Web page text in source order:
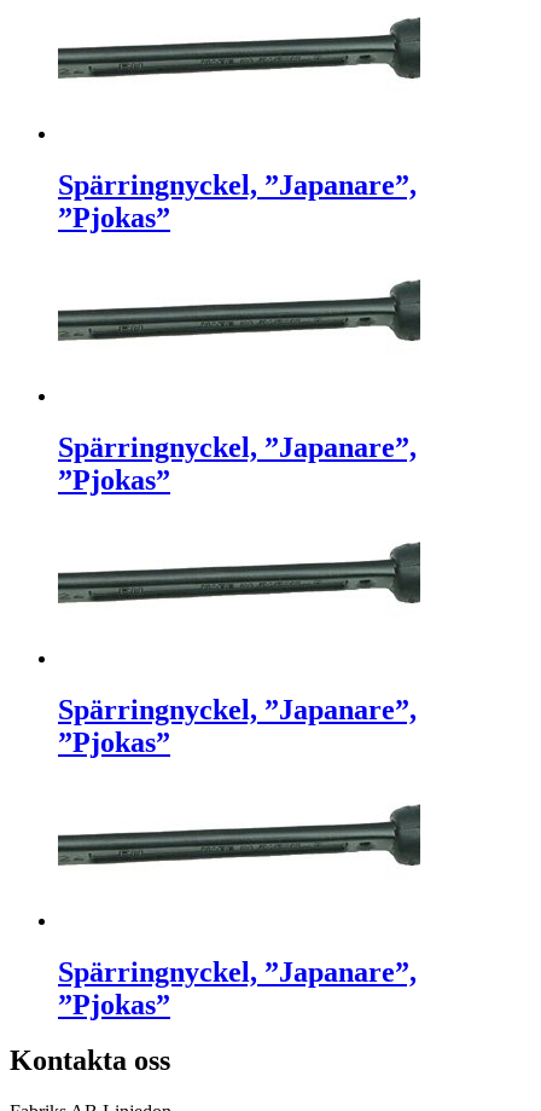
Spärringnyckel, ”Japanare”,
”Pjokas”
Spärringnyckel, ”Japanare”,
”Pjokas”
Spärringnyckel, ”Japanare”,
”Pjokas”
Spärringnyckel, ”Japanare”,
”Pjokas”
Kontakta oss